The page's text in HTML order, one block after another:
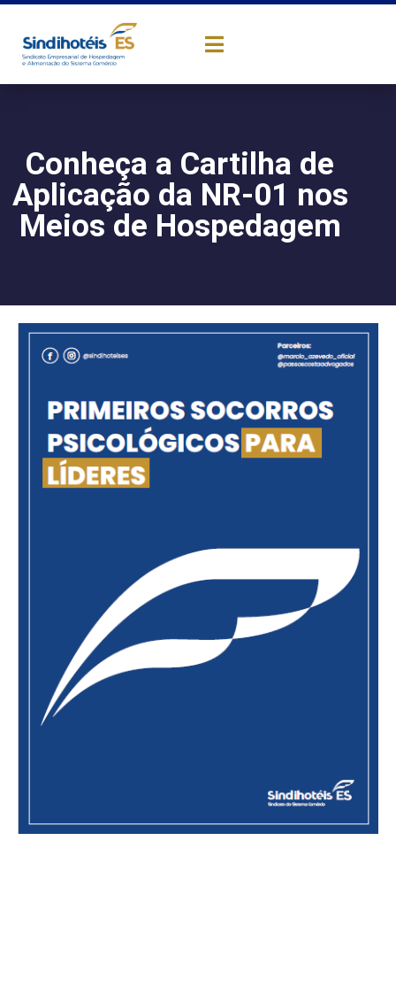
Conheça a Cartilha de
Aplicação da NR-01 nos
Meios de Hospedagem